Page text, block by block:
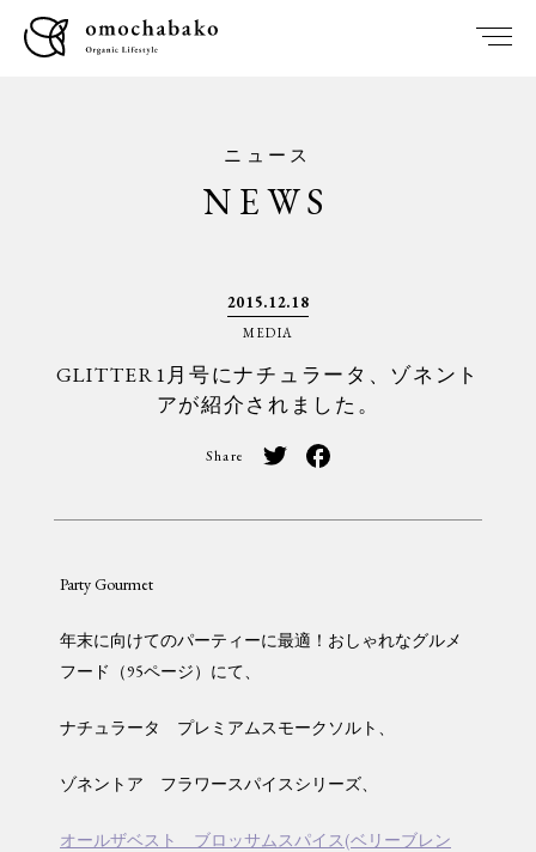
ニュース
NEWS
2015.12.18
MEDIA
GLITTER1月号にナチュラータ、ゾネント
アが紹介されました。
Share
Party Gourmet
年末に向けてのパーティーに最適！おしゃれなグルメ
フード（95ページ）にて、
ナチュラータ プレミアムスモークソルト、
ゾネントア フラワースパイスシリーズ、
オールザベスト ブロッサムスパイス(ベリーブレン